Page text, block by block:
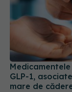
GLP-1,
mare de